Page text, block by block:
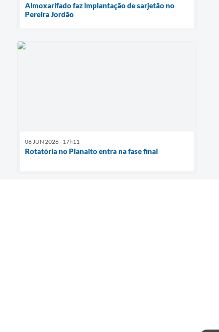
Almoxarifado faz implantação de sarjetão no
Pereira Jordão
08 JUN 2026 - 17h11
Rotatória no Planalto entra na fase final